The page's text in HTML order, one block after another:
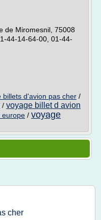
de Miromesnil, 75008
44-14-64-00, 01-44-
billets d'avion pas cher /
/ voyage billet d avion
europe / voyage
cher